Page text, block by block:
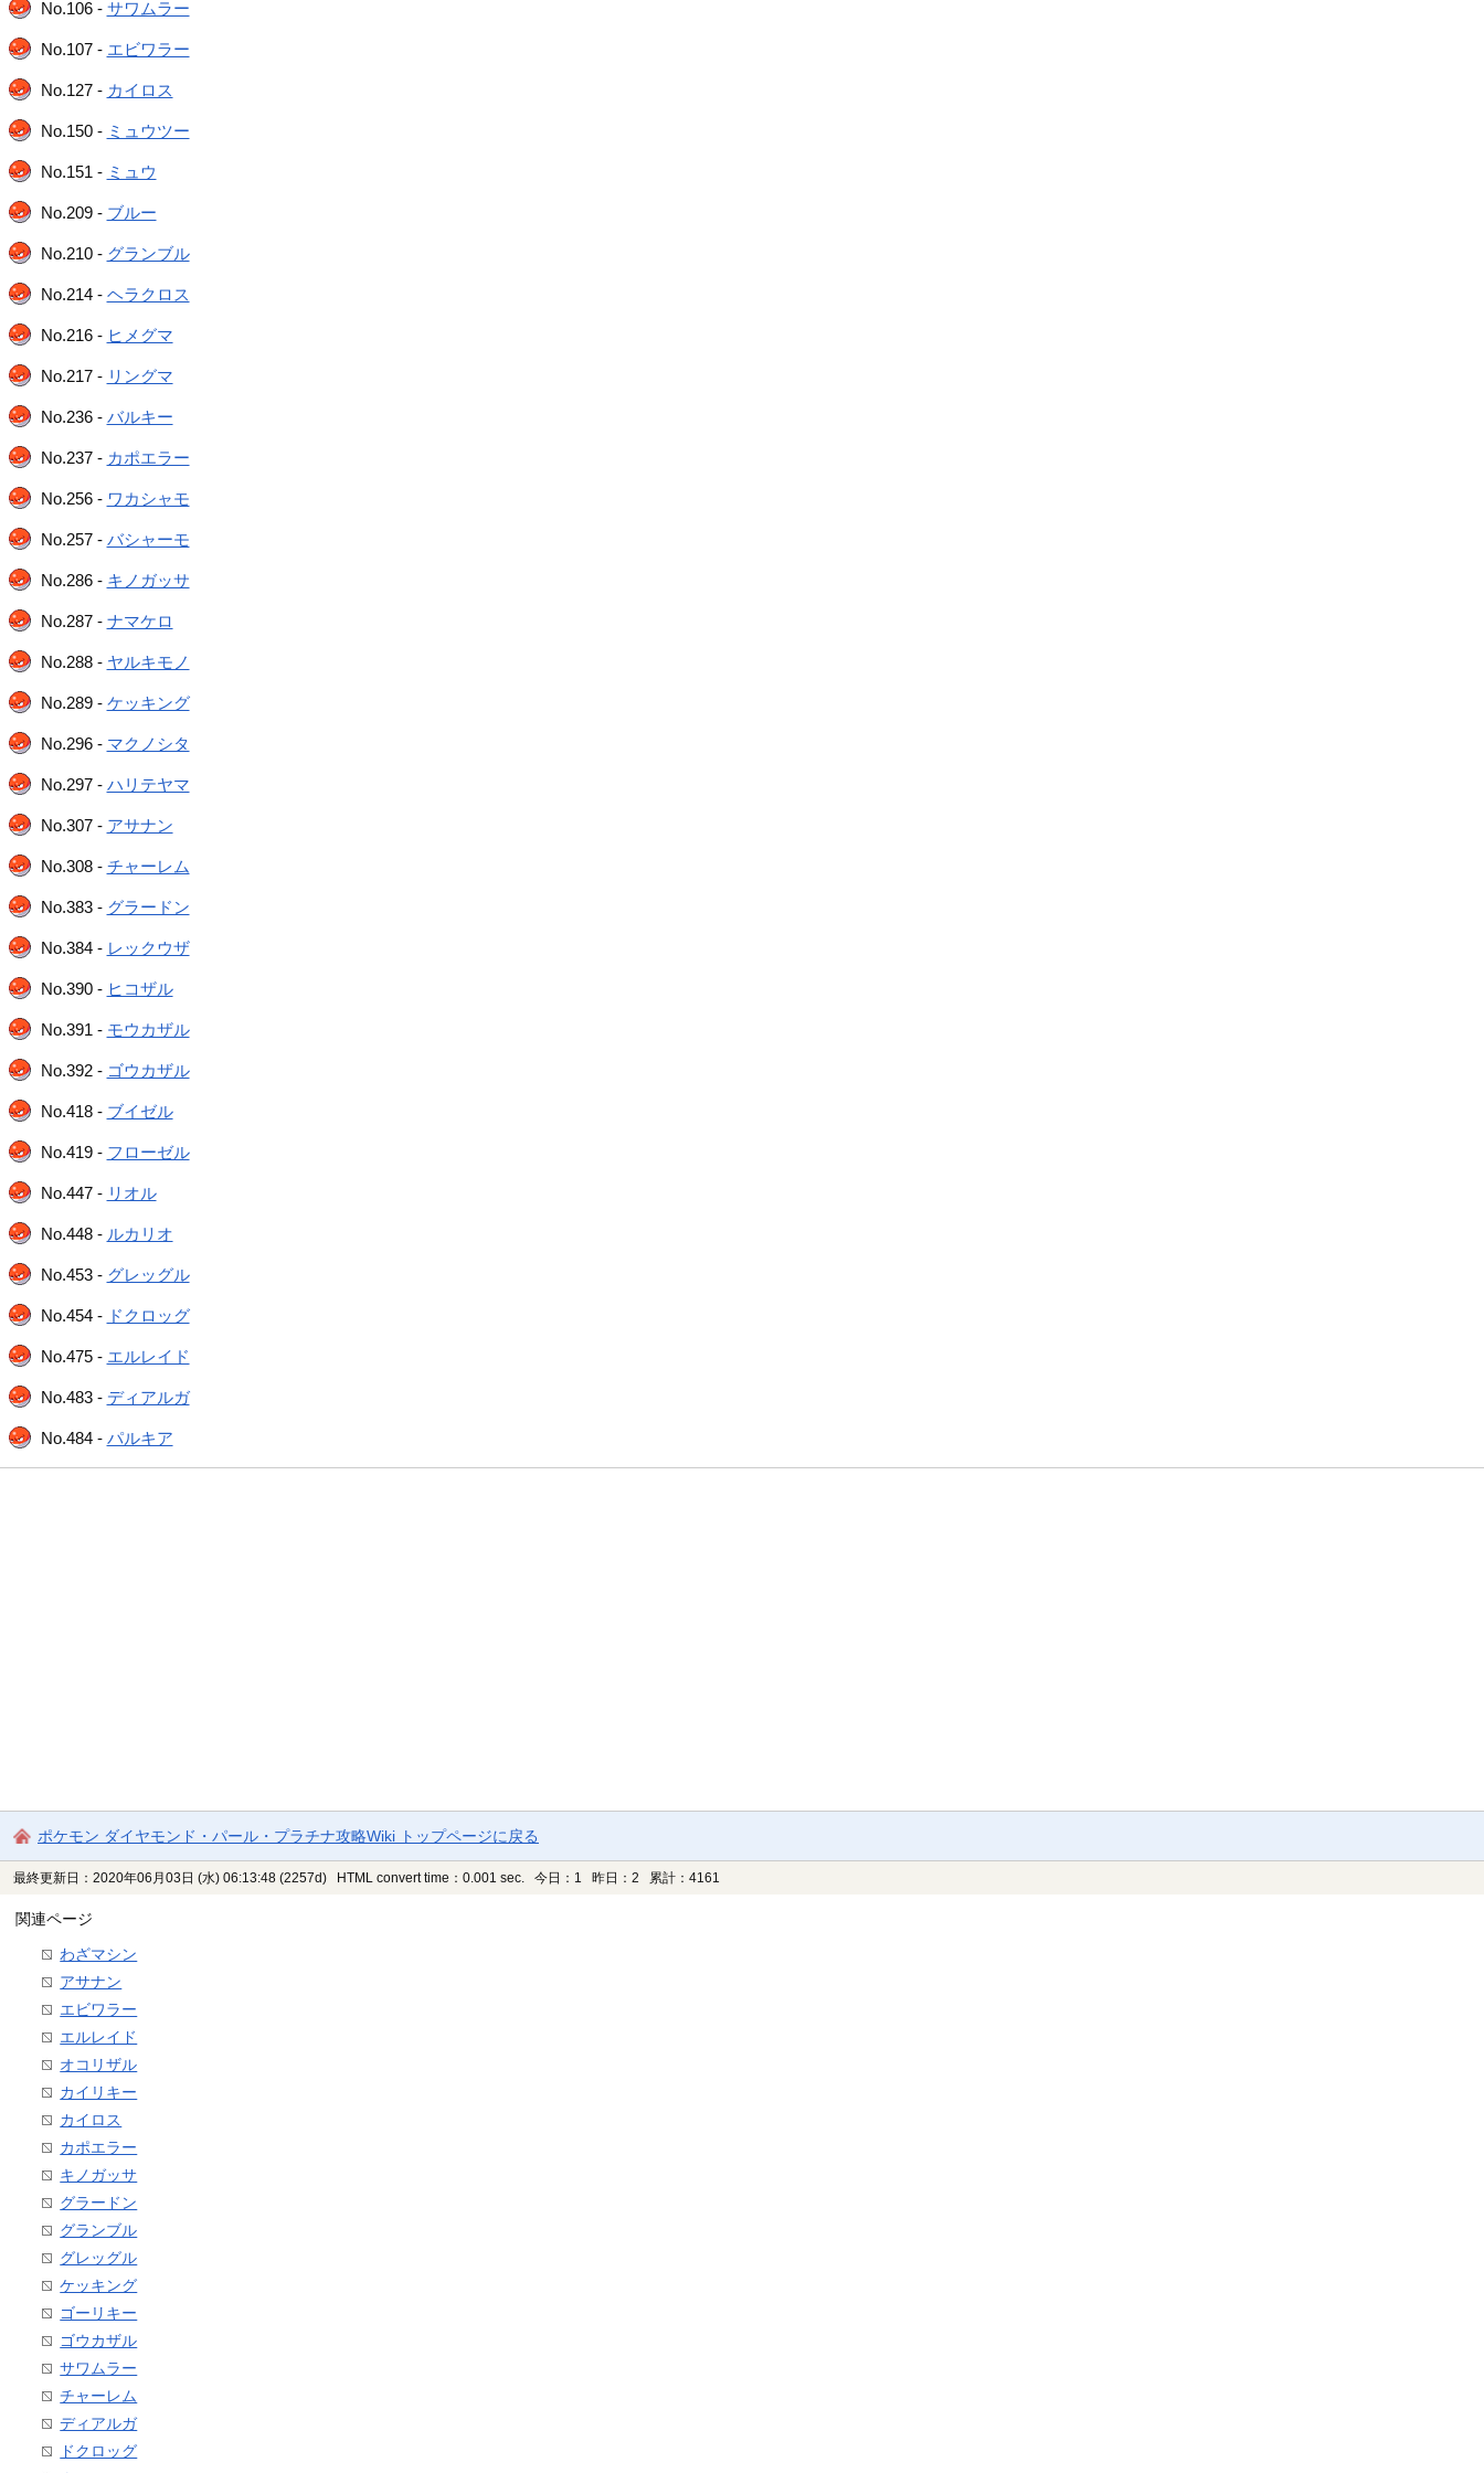
No.106 - サワムラー
No.107 - エビワラー
No.127 - カイロス
No.150 - ミュウツー
No.151 - ミュウ
No.209 - ブルー
No.210 - グランブル
No.214 - ヘラクロス
No.216 - ヒメグマ
No.217 - リングマ
No.236 - バルキー
No.237 - カポエラー
No.256 - ワカシャモ
No.257 - バシャーモ
No.286 - キノガッサ
No.287 - ナマケロ
No.288 - ヤルキモノ
No.289 - ケッキング
No.296 - マクノシタ
No.297 - ハリテヤマ
No.307 - アサナン
No.308 - チャーレム
No.383 - グラードン
No.384 - レックウザ
No.390 - ヒコザル
No.391 - モウカザル
No.392 - ゴウカザル
No.418 - ブイゼル
No.419 - フローゼル
No.447 - リオル
No.448 - ルカリオ
No.453 - グレッグル
No.454 - ドクロッグ
No.475 - エルレイド
No.483 - ディアルガ
No.484 - パルキア
ポケモン ダイヤモンド・パール・プラチナ攻略Wiki トップページに戻る
最終更新日：2020年06月03日 (水) 06:13:48 (2257d) HTML convert time：0.001 sec. 今日：1 昨日：2 累計：4161
関連ページ
わざマシン
アサナン
エビワラー
エルレイド
オコリザル
カイリキー
カイロス
カポエラー
キノガッサ
グラードン
グランブル
グレッグル
ケッキング
ゴーリキー
ゴウカザル
サワムラー
チャーレム
ディアルガ
ドクロッグ